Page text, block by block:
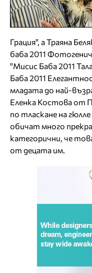
Грация", а Траяна
баба 2011
"Мисис Баба 2011
Баба 2011
младата до най-
Еленка Костова от
по тласкане на
обичат много
категорични, че
от децата им.